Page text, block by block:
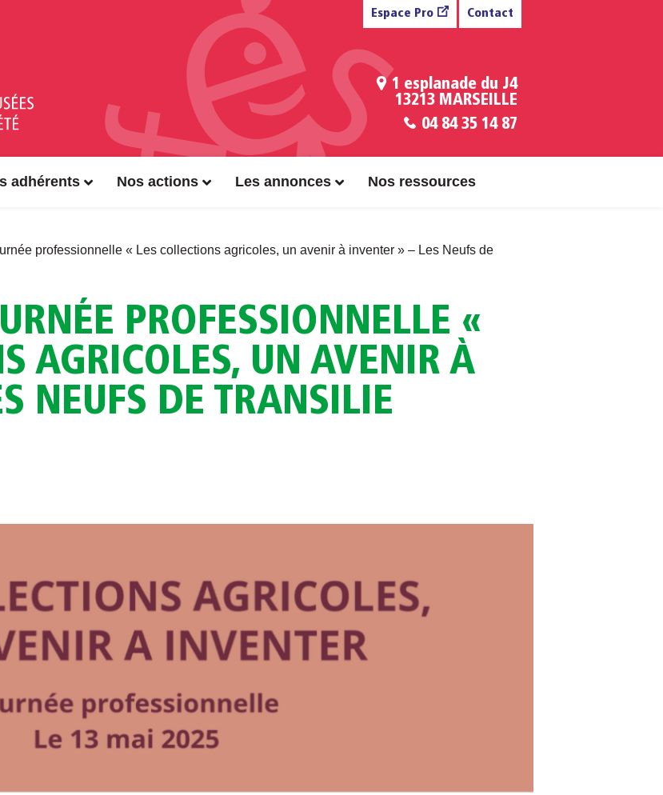
Espace Pro Contact
1 esplanade du J4
13213 MARSEILLE
04 84 35 14 87
adhérents Nos actions Les annonces Nos ressources
professionnelle « Les collections agricoles, un avenir à inventer » – Les Neufs de
PROFESSIONNELLE «
AGRICOLES, UN AVENIR À
NEUFS DE TRANSILIE